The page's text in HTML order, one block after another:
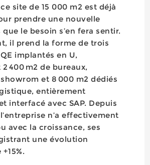
site de 15 000 m2 est déjà
prendre une nouvelle
le besoin s’en fera sentir.
il prend la forme de trois
implantés en U,
400 m2 de bureaux,
showrom et 8 000 m2 dédiés
entièrement
interfacé avec SAP. Depuis
n’a effectivement
avec la croissance, ses
une évolution